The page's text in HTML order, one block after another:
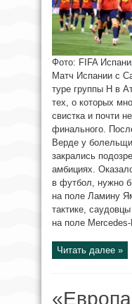
Фото: FIFA
Матч Испании с
туре группы H в
тех, о которых
свистка и почти
финального.
Верде у
закрались
амбициях.
в футбол, нужно
на поле Ламину
тактике,
на поле
Читать далее »